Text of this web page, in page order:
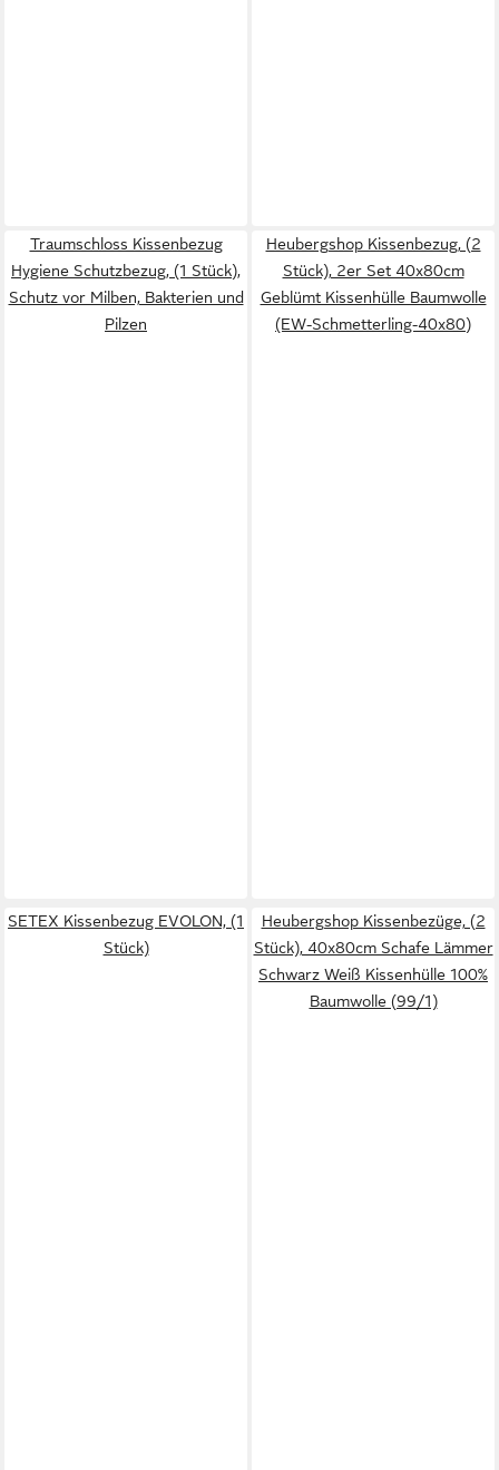
Traumschloss Kissenbezug
Hygiene Schutzbezug, (1 Stück),
Schutz vor Milben, Bakterien und
Pilzen
Heubergshop Kissenbezug, (2
Stück), 2er Set 40x80cm
Geblümt Kissenhülle Baumwolle
(EW-Schmetterling-40x80)
SETEX Kissenbezug EVOLON, (1
Stück)
Heubergshop Kissenbezüge, (2
Stück), 40x80cm Schafe Lämmer
Schwarz Weiß Kissenhülle 100%
Baumwolle (99/1)